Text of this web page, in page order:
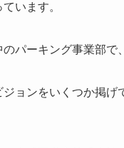
います。
のパーキング事業部で
ジョンをいくつか掲げ